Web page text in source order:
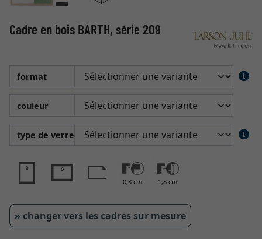
Cadre en bois BARTH, série 209
format
couleur
type de verre
0,3 cm 1,8 cm
» changer vers les cadres sur mesure